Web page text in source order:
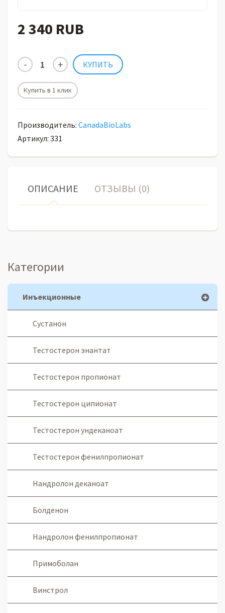
2 340 RUB
Купить в 1 клик
Производитель: CanadaBioLabs
Артикул: 331
ОПИСАНИЕ ОТЗЫВЫ (0)
Категории
Инъекционные
Сустанон
Тестостерон энантат
Тестостерон пропионат
Тестостерон ципионат
Тестостерон ундеканоат
Тестостерон фенилпропионат
Нандролон деканоат
Болденон
Нандролон фенилпропионат
Примоболан
Винстрол